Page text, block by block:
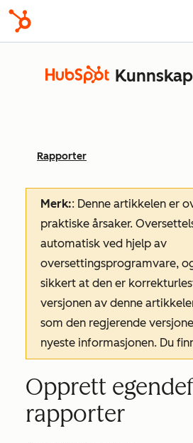
Rapporter
Merk:: Denne artikkelen er
praktiske årsaker.
automatisk ved hjelp av
oversettingsprogramvare,
sikkert at den er
versjonen av denne
som den regjerende
nyeste informasjonen. Du
Opprett
rapporter